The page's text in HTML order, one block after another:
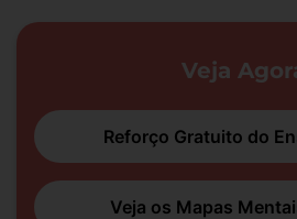
Veja
Reforço Gratuito do
Veja os Mapas